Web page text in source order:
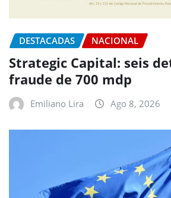
DESTACADAS NACIONAL
Strategic Capital: seis
fraude de 700 mdp
Emiliano Lira Ago 8, 2026